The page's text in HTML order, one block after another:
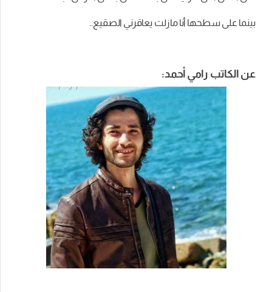
بينما على سطحها أنا مازلت يعاقرني الصقيع..
عن الكاتب رامي أحمد: